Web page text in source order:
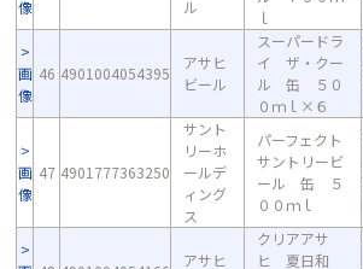
像
ル
ｌ
画
像
46 4901004054395
アサヒ
ビール
スーパードラ
イ ザ・クー
ル 缶 ５０
０ｍｌ×６
画
像
47 4901777363250
サント
リーホ
ールデ
ィング
ス
パーフェクト
サントリービ
ール 缶 ５
００ｍｌ
アサヒ
クリアアサ
ヒ 夏日和